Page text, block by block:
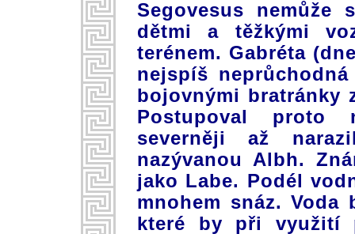
Segovesus nemůže
dětmi a těžkými
terénem. Gabréta
nejspíš
bojovnými bratránky
Postupoval proto
severněji až
nazývanou Albh.
jako Labe. Podél
mnohem snáz. Voda
které by při využití